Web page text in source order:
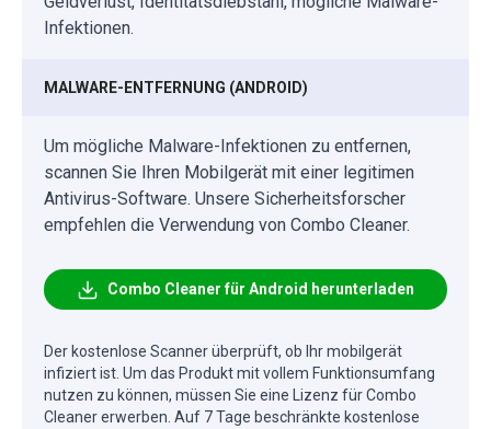
Infektionen.
MALWARE-ENTFERNUNG (ANDROID)
Um mögliche Malware-Infektionen zu entfernen,
scannen Sie Ihren Mobilgerät mit einer legitimen
Antivirus-Software. Unsere Sicherheitsforscher
empfehlen die Verwendung von Combo Cleaner.
Combo Cleaner für Android herunterladen
Der kostenlose Scanner überprüft, ob Ihr mobilgerät
infiziert ist. Um das Produkt mit vollem Funktionsumfang
nutzen zu können, müssen Sie eine Lizenz für Combo
Cleaner erwerben. Auf 7 Tage beschränkte kostenlose